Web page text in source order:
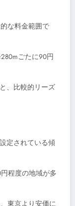
な料金範囲で
ごたに90円
、比較的リーズ
定されている傾
程度の地域が多
東京より安価に